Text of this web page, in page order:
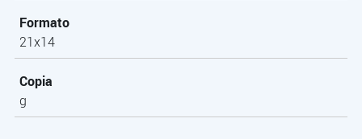
Formato
21x14
Copia
g